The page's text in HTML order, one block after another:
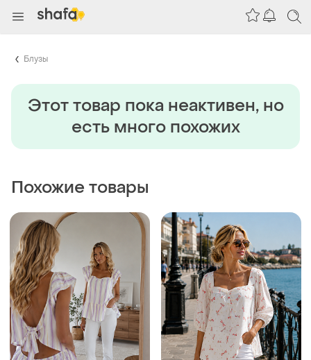
Блузы
Этот товар пока неактивен, но
есть много похожих
Похожие товары